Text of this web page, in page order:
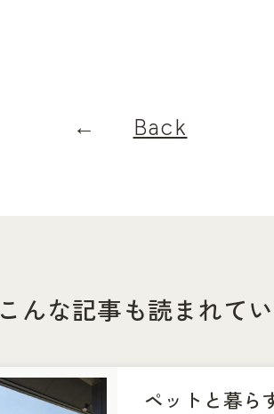
Back
こんな記事も読まれて
ペットと暮ら